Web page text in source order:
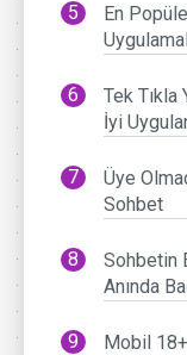
En
Tek Tıkla
İyi
Üye
Sohbet
Sohbetin
Anında
Mobil